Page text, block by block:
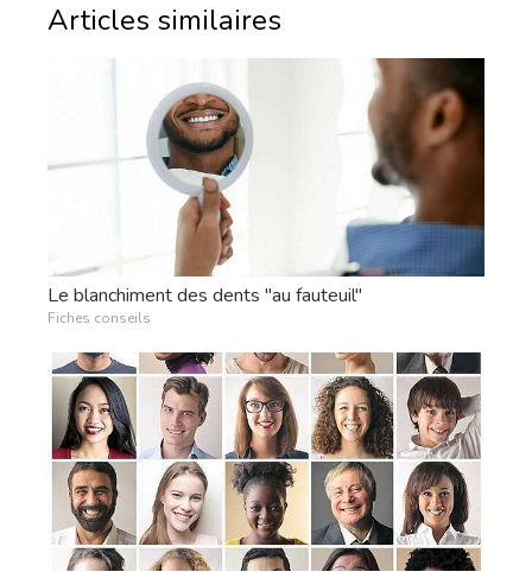
Articles similaires
Le blanchiment des dents "au fauteuil"
Fiches conseils